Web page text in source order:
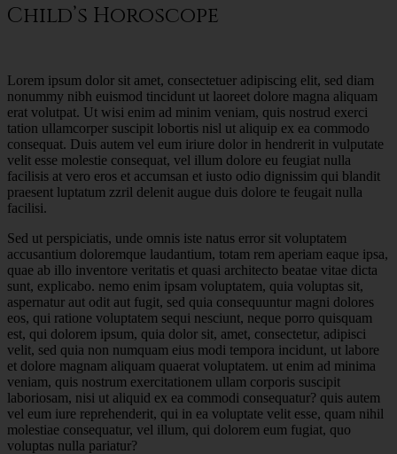
Child’s Horoscope
Lorem ipsum dolor sit amet, consectetuer adipiscing elit, sed diam
nonummy nibh euismod tincidunt ut laoreet dolore magna aliquam
erat volutpat. Ut wisi enim ad minim veniam, quis nostrud exerci
tation ullamcorper suscipit lobortis nisl ut aliquip ex ea commodo
consequat. Duis autem vel eum iriure dolor in hendrerit in vulputate
velit esse molestie consequat, vel illum dolore eu feugiat nulla
facilisis at vero eros et accumsan et iusto odio dignissim qui blandit
praesent luptatum zzril delenit augue duis dolore te feugait nulla
facilisi.
Sed ut perspiciatis, unde omnis iste natus error sit voluptatem
accusantium doloremque laudantium, totam rem aperiam eaque ipsa,
quae ab illo inventore veritatis et quasi architecto beatae vitae dicta
sunt, explicabo. nemo enim ipsam voluptatem, quia voluptas sit,
aspernatur aut odit aut fugit, sed quia consequuntur magni dolores
eos, qui ratione voluptatem sequi nesciunt, neque porro quisquam
est, qui dolorem ipsum, quia dolor sit, amet, consectetur, adipisci
velit, sed quia non numquam eius modi tempora incidunt, ut labore
et dolore magnam aliquam quaerat voluptatem. ut enim ad minima
veniam, quis nostrum exercitationem ullam corporis suscipit
laboriosam, nisi ut aliquid ex ea commodi consequatur? quis autem
vel eum iure reprehenderit, qui in ea voluptate velit esse, quam nihil
molestiae consequatur, vel illum, qui dolorem eum fugiat, quo
voluptas nulla pariatur?